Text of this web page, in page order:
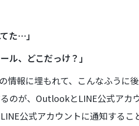
た…」
ル、どこだっけ？」
情報に埋もれて、こんなふうに
のが、OutlookとLINE公式アカ
公式アカウントに通知する